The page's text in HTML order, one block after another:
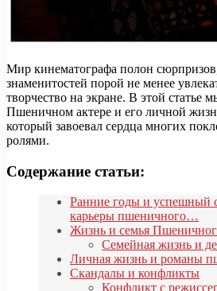
Мир кинематографа полон
знаменитостей порой не менее
творчество на экране. В этой статье
Пшеничном актере и его личной
который завоевал сердца многих
ролями.
Содержание статьи:
Ранние годы и успешный
карьеры пшеничного…
Жизнь и семья
Семейная жизнь и
Личная жизнь и романы
Скандалы и конфликты
Конфликт с